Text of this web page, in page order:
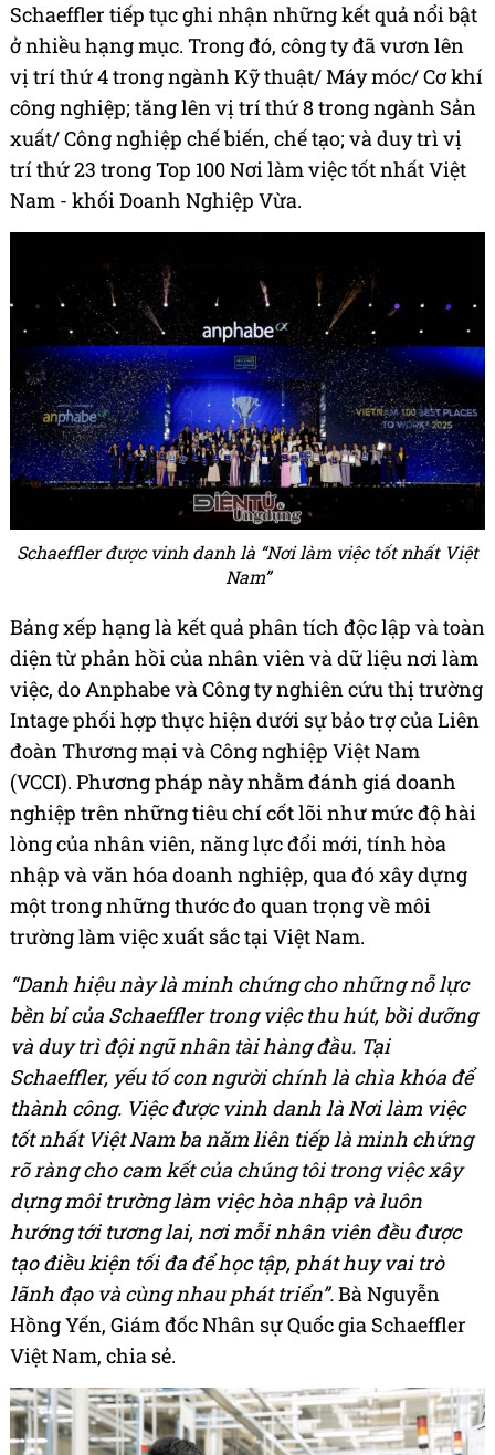
Schaeffler tiếp tục ghi nhận những kết quả nổi bật
ở nhiều hạng mục. Trong đó, công ty đã vươn lên
vị trí thứ 4 trong ngành Kỹ thuật/ Máy móc/ Cơ khí
công nghiệp; tăng lên vị trí thứ 8 trong ngành Sản
xuất/ Công nghiệp chế biến, chế tạo; và duy trì vị
trí thứ 23 trong Top 100 Nơi làm việc tốt nhất Việt
Nam - khối Doanh Nghiệp Vừa.
Schaeffler được vinh danh là “Nơi làm việc tốt nhất Việt
Nam”
Bảng xếp hạng là kết quả phân tích độc lập và toàn
diện từ phản hồi của nhân viên và dữ liệu nơi làm
việc, do Anphabe và Công ty nghiên cứu thị trường
Intage phối hợp thực hiện dưới sự bảo trợ của Liên
đoàn Thương mại và Công nghiệp Việt Nam
(VCCI). Phương pháp này nhằm đánh giá doanh
nghiệp trên những tiêu chí cốt lõi như mức độ hài
lòng của nhân viên, năng lực đổi mới, tính hòa
nhập và văn hóa doanh nghiệp, qua đó xây dựng
một trong những thước đo quan trọng về môi
trường làm việc xuất sắc tại Việt Nam.
“Danh hiệu này là minh chứng cho những nỗ lực
bền bỉ của Schaeffler trong việc thu hút, bồi dưỡng
và duy trì đội ngũ nhân tài hàng đầu. Tại
Schaeffler, yếu tố con người chính là chìa khóa để
thành công. Việc được vinh danh là Nơi làm việc
tốt nhất Việt Nam ba năm liên tiếp là minh chứng
rõ ràng cho cam kết của chúng tôi trong việc xây
dựng môi trường làm việc hòa nhập và luôn
hướng tới tương lai, nơi mỗi nhân viên đều được
tạo điều kiện tối đa để học tập, phát huy vai trò
lãnh đạo và cùng nhau phát triển”.Bà Nguyễn
Hồng Yến, Giám đốc Nhân sự Quốc gia Schaeffler
Việt Nam, chia sẻ.